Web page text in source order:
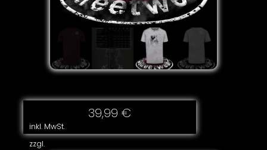
39,99 €
inkl. MwSt.
zzgl.